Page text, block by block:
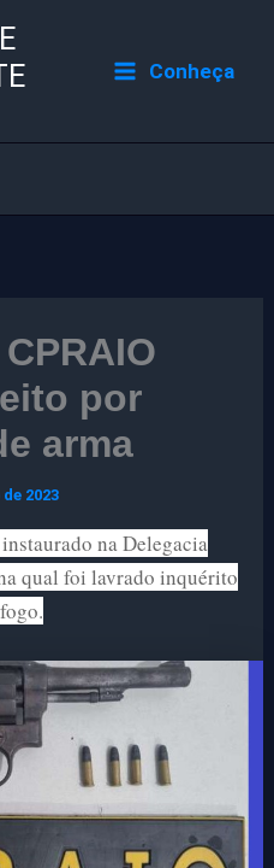
Conheça
por
arma
2023
na Delegacia
qual foi lavrado inquérito